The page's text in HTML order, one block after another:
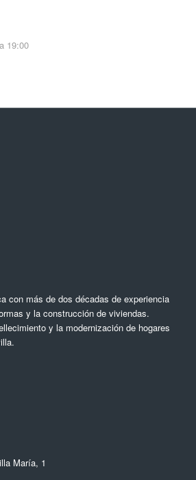
19:00
con más de dos décadas de experiencia
y la construcción de viviendas.
y la modernización de hogares
María, 1